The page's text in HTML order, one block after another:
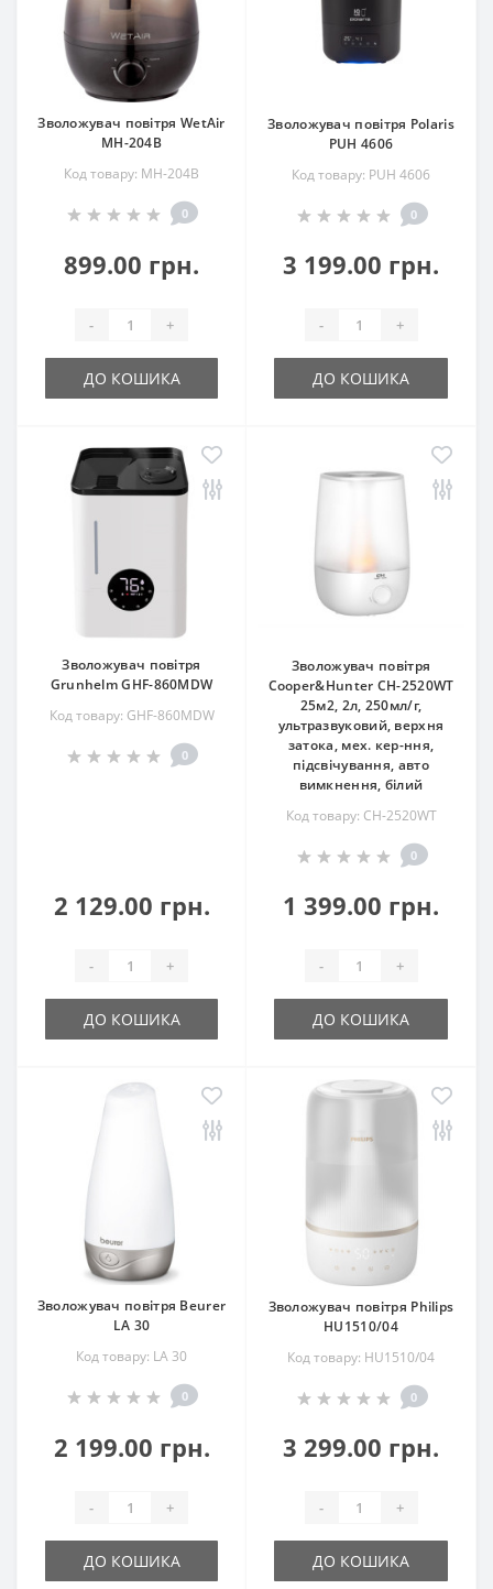
Зволожувач повітря WetAir
MH-204B
Код товару: MH-204B
0
899.00 грн.
- +
ДО КОШИКА
Зволожувач повітря Polaris
PUH 4606
Код товару: PUH 4606
0
3 199.00 грн.
- +
ДО КОШИКА
Зволожувач повітря
Grunhelm GHF-860MDW
Код товару: GHF-860MDW
0
2 129.00 грн.
- +
ДО КОШИКА
Зволожувач повітря
Cooper&Hunter CH-2520WT
25м2, 2л, 250мл/г,
ультразвуковий, верхня
затока, мех. кер-ння,
підсвічування, авто
вимкнення, білий
Код товару: CH-2520WT
0
1 399.00 грн.
- +
ДО КОШИКА
Зволожувач повітря Beurer
LA 30
Код товару: LA 30
0
2 199.00 грн.
- +
ДО КОШИКА
Зволожувач повітря Philips
HU1510/04
Код товару: HU1510/04
0
3 299.00 грн.
- +
ДО КОШИКА